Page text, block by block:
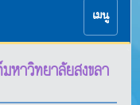
เมนู
หาวิทยาลัยสงขลา